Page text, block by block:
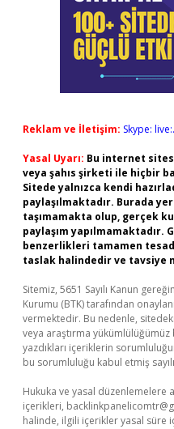
Reklam ve İletişim: Skype:
Yasal Uyarı: Bu internet
veya şahıs şirketi ile hiçbir
Sitede yalnızca kendi
paylaşılmaktadır. Burada
taşımamakta olup, gerçek
paylaşım
benzerlikleri tamamen
taslak halindedir ve tavsiye
Sitemiz, 5651 Sayılı Kanun
Kurumu (BTK) tarafından
vermektedir. Bu nedenle,
veya araştırma
yazdıkları içeriklerin
bu sorumluluğu kabul etmiş
Hukuka ve yasal düzenlemelere
içerikleri,
halinde, ilgili içerikler yasal süre